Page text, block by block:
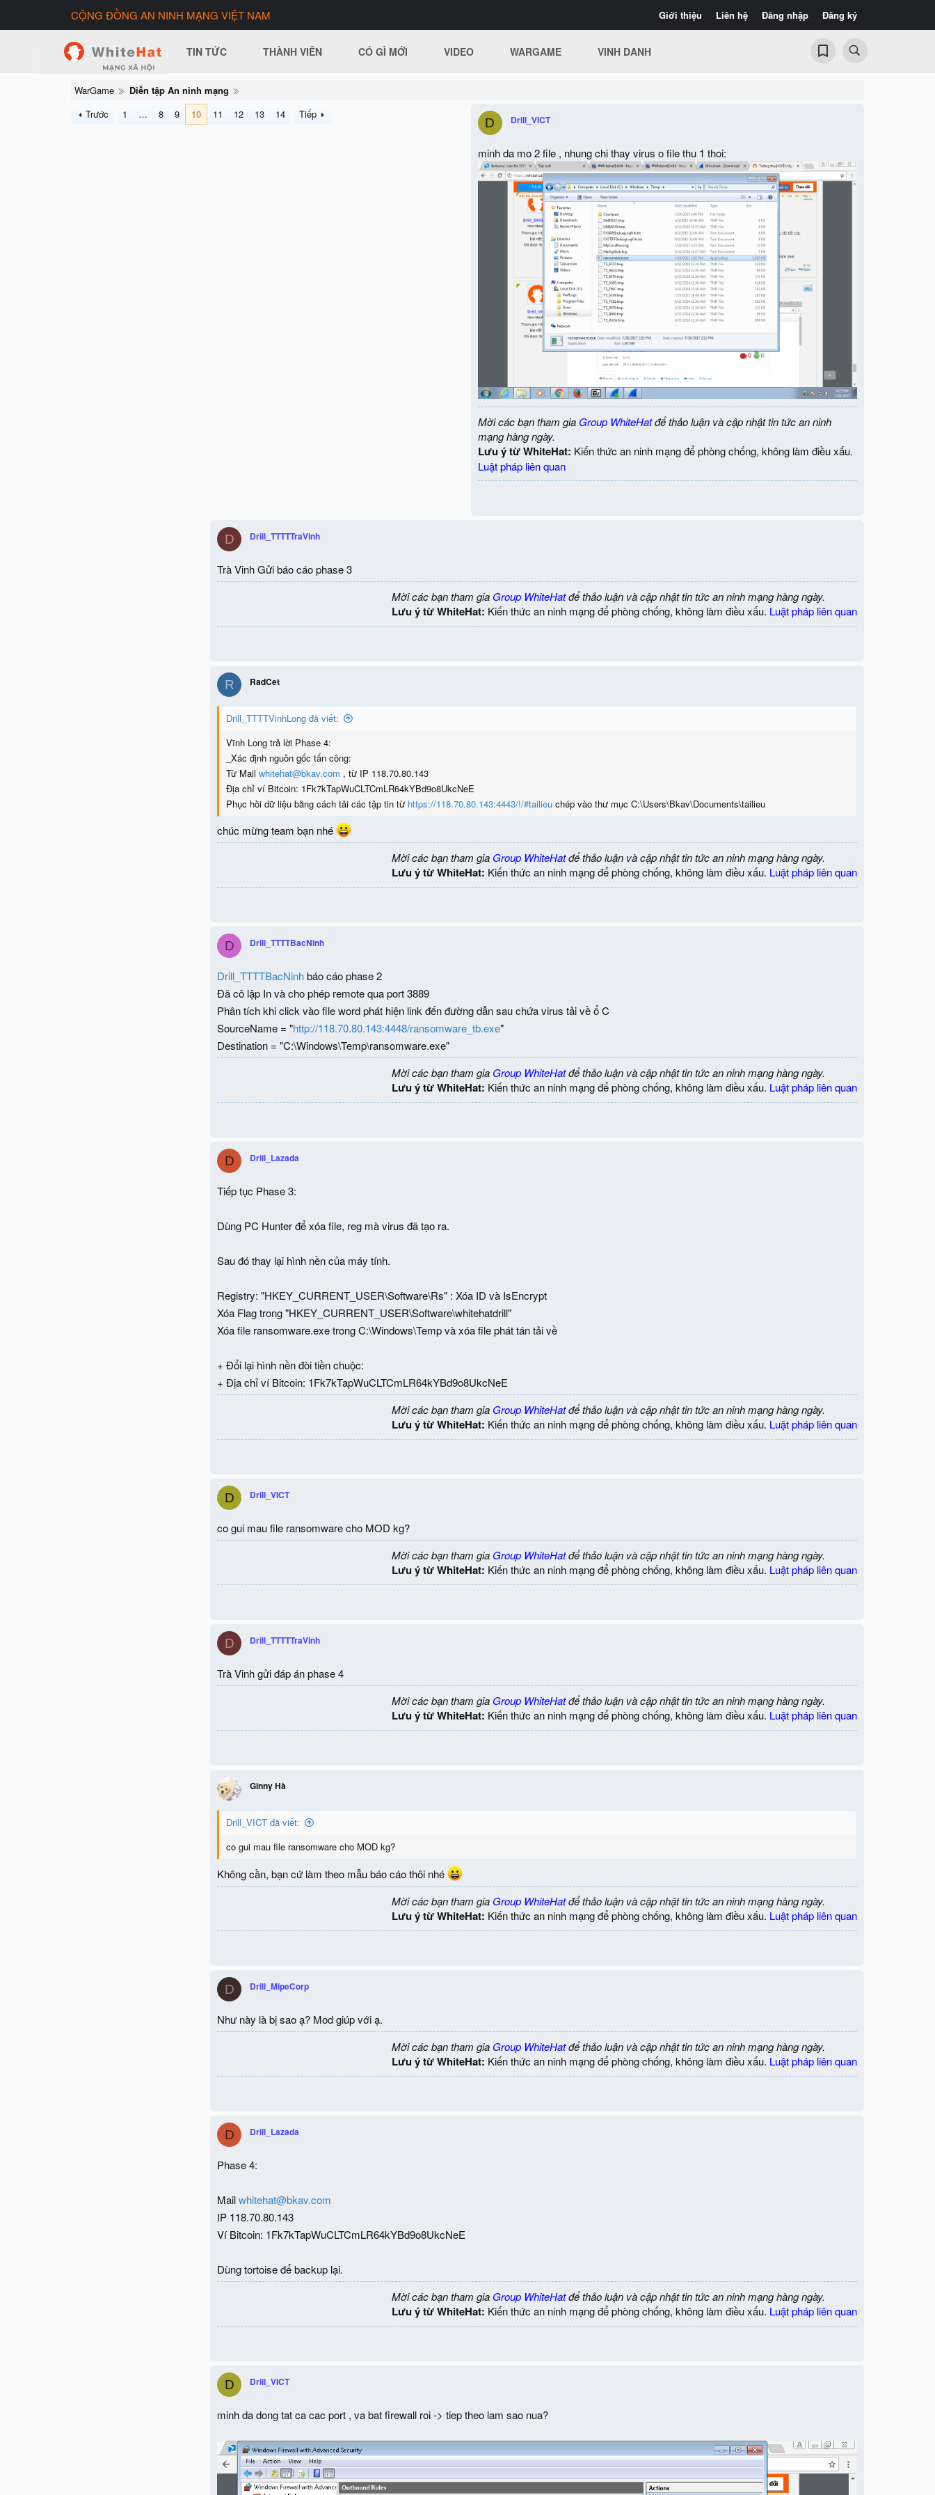
Giới thiệu Liên hệ Đăng nhập Đăng ký
CỘNG ĐỒNG AN NINH MẠNG VIỆT NAM
TIN TỨC THÀNH VIÊN CÓ GÌ MỚI VIDEO WARGAME VINH DANH
WarGame
Diễn tập An ninh mạng
Trước
1 … 8 9 10 11 12 13 14 Tiếp
D Drill_VICT
minh da mo 2 file , nhung chi thay virus o file thu 1 thoi:
Mời các bạn tham gia Group WhiteHatđể thảo luận và cập nhật tin tức an ninh
mạng hàng ngày.
Lưu ý từ WhiteHat: Kiến thức an ninh mạng để phòng chống, không làm điều xấu.
Luật pháp liên quan
D Drill_TTTTTraVinh
Trà Vinh Gửi báo cáo phase 3
Mời các bạn tham gia Group WhiteHatđể thảo luận và cập nhật tin tức an ninh mạng hàng ngày.
Lưu ý từ WhiteHat: Kiến thức an ninh mạng để phòng chống, không làm điều xấu. Luật pháp liên quan
R RadCet
Drill_TTTTVinhLong đã viết:
Vĩnh Long trả lời Phase 4:
_Xác định nguồn gốc tấn công:
Từ Mail whitehat@bkav.com , từ IP 118.70.80.143
Địa chỉ ví Bitcoin: 1Fk7kTapWuCLTCmLR64kYBd9o8UkcNeE
Phục hồi dữ liệu bằng cách tải các tập tin từ https://118.70.80.143:4443/!/#tailieu chép vào thư mục C:\Users\Bkav\Documents\tailieu
chúc mừng team bạn nhé
Mời các bạn tham gia Group WhiteHatđể thảo luận và cập nhật tin tức an ninh mạng hàng ngày.
Lưu ý từ WhiteHat: Kiến thức an ninh mạng để phòng chống, không làm điều xấu. Luật pháp liên quan
D Drill_TTTTBacNinh
Drill_TTTTBacNinhbáo cáo phase 2
Đã cô lập In và cho phép remote qua port 3889
Phân tích khi click vào file word phát hiện link đến đường dẫn sau chứa virus tải về ổ C
SourceName = "http://118.70.80.143:4448/ransomware_tb.exe"
Destination = "C:\Windows\Temp\ransomware.exe"
Mời các bạn tham gia Group WhiteHatđể thảo luận và cập nhật tin tức an ninh mạng hàng ngày.
Lưu ý từ WhiteHat: Kiến thức an ninh mạng để phòng chống, không làm điều xấu. Luật pháp liên quan
D Drill_Lazada
Tiếp tục Phase 3:
Dùng PC Hunter để xóa file, reg mà virus đã tạo ra.
Sau đó thay lại hình nền của máy tính.
Registry: "HKEY_CURRENT_USER\Software\Rs" : Xóa ID và IsEncrypt
Xóa Flag trong "HKEY_CURRENT_USER\Software\whitehatdrill"
Xóa file ransomware.exe trong C:\Windows\Temp và xóa file phát tán tải về
+ Đổi lại hình nền đòi tiền chuộc:
+ Địa chỉ ví Bitcoin: 1Fk7kTapWuCLTCmLR64kYBd9o8UkcNeE
Mời các bạn tham gia Group WhiteHatđể thảo luận và cập nhật tin tức an ninh mạng hàng ngày.
Lưu ý từ WhiteHat: Kiến thức an ninh mạng để phòng chống, không làm điều xấu. Luật pháp liên quan
D Drill_VICT
co gui mau file ransomware cho MOD kg?
Mời các bạn tham gia Group WhiteHatđể thảo luận và cập nhật tin tức an ninh mạng hàng ngày.
Lưu ý từ WhiteHat: Kiến thức an ninh mạng để phòng chống, không làm điều xấu. Luật pháp liên quan
D Drill_TTTTTraVinh
Trà Vinh gửi đáp án phase 4
Mời các bạn tham gia Group WhiteHatđể thảo luận và cập nhật tin tức an ninh mạng hàng ngày.
Lưu ý từ WhiteHat: Kiến thức an ninh mạng để phòng chống, không làm điều xấu. Luật pháp liên quan
Ginny Hà
Drill_VICT đã viết:
co gui mau file ransomware cho MOD kg?
Không cần, bạn cứ làm theo mẫu báo cáo thôi nhé
Mời các bạn tham gia Group WhiteHatđể thảo luận và cập nhật tin tức an ninh mạng hàng ngày.
Lưu ý từ WhiteHat: Kiến thức an ninh mạng để phòng chống, không làm điều xấu. Luật pháp liên quan
D Drill_MipeCorp
Như này là bị sao ạ? Mod giúp với ạ.
Mời các bạn tham gia Group WhiteHatđể thảo luận và cập nhật tin tức an ninh mạng hàng ngày.
Lưu ý từ WhiteHat: Kiến thức an ninh mạng để phòng chống, không làm điều xấu. Luật pháp liên quan
D Drill_Lazada
Phase 4:
Mailwhitehat@bkav.com
IP 118.70.80.143
Ví Bitcoin: 1Fk7kTapWuCLTCmLR64kYBd9o8UkcNeE
Dùng tortoise để backup lại.
Mời các bạn tham gia Group WhiteHatđể thảo luận và cập nhật tin tức an ninh mạng hàng ngày.
Lưu ý từ WhiteHat: Kiến thức an ninh mạng để phòng chống, không làm điều xấu. Luật pháp liên quan
D Drill_VICT
minh da dong tat ca cac port , va bat firewall roi -> tiep theo lam sao nua?